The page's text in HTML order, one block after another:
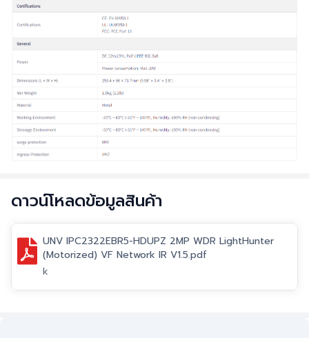
ดาวน์โหลดข้อมูลสินค้า
UNV IPC2322EBR5-HDUPZ 2MP WDR LightHunter
(Motorized) VF Network IR V1.5.pdf
k